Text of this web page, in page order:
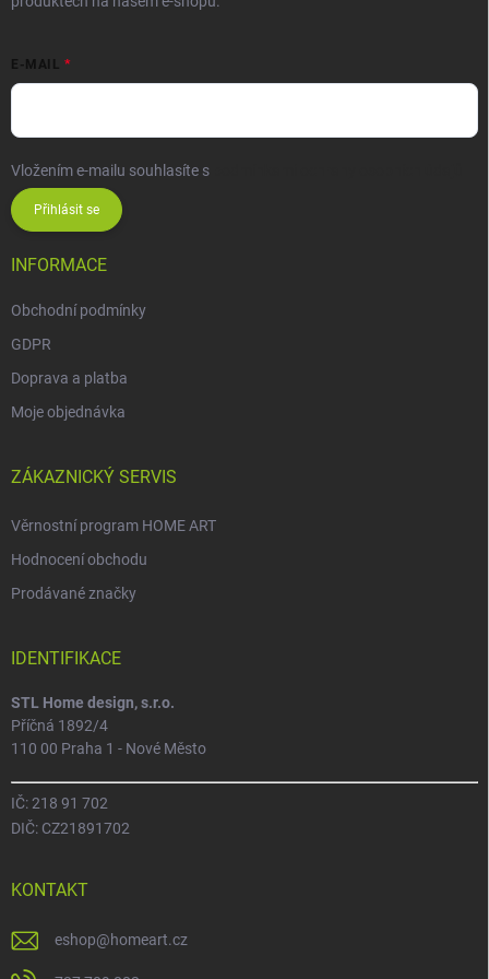
E-MAIL
Vložením e-mailu souhlasíte s
Přihlásit se
INFORMACE
Obchodní podmínky
GDPR
Doprava a platba
Moje objednávka
ZÁKAZNICKÝ SERVIS
Věrnostní program HOME ART
Hodnocení obchodu
Prodávané značky
IDENTIFIKACE
STL Home design, s.r.o.
Příčná 1892/4
110 00 Praha 1 - Nové Město
IČ: 218 91 702
DIČ: CZ21891702
KONTAKT
eshop@homeart.cz